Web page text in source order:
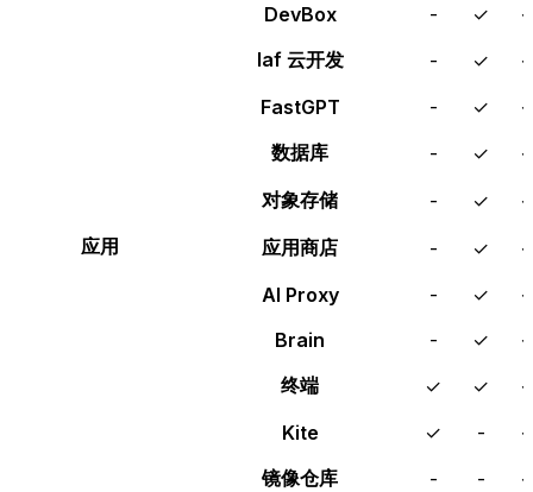
应用
DevBox
- ✓
laf 云开发
- ✓
FastGPT
- ✓
数据库
- ✓
对象存储
- ✓
应用商店
- ✓
AI Proxy
- ✓
Brain
- ✓
终端
✓ ✓
Kite
✓ -
镜像仓库
- -